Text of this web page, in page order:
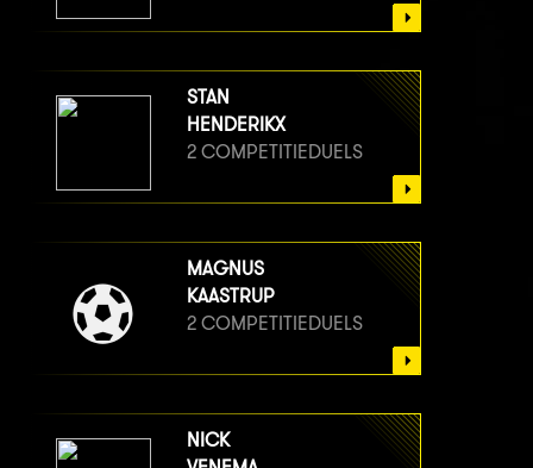
STAN
HENDERIKX
2 COMPETITIEDUELS
MAGNUS
KAASTRUP
2 COMPETITIEDUELS
NICK